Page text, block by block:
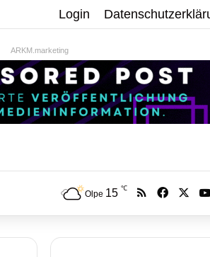
Login
ARKM.marketing
Olpe 15 ℃ RSS